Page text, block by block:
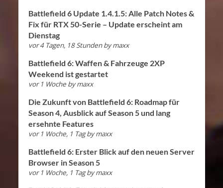
Battlefield 6 Update 1.4.1.5: Alle Patch Notes &
Fix für RTX 50-Serie – Update erscheint am
Dienstag
vor 4 Tagen, 18 Stunden bymaxx
Battlefield 6: Waffen & Fahrzeuge 2XP
Weekend ist gestartet
vor 1 Woche bymaxx
Die Zukunft von Battlefield 6: Roadmap für
Season 4, Ausblick auf Season 5 und lang
ersehnte Features
vor 1 Woche, 1 Tag bymaxx
Battlefield 6: Erster Blick auf den neuen Server
Browser in Season 5
vor 1 Woche, 1 Tag bymaxx